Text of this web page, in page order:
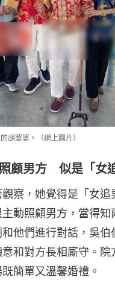
胡婆婆。（網上圖片）
顧男方 似是「女追
察，她覺得是「女追
動照顧男方，當得知
他們進行對話，吳伯
和對方長相廝守。院
簡單又溫馨婚禮。